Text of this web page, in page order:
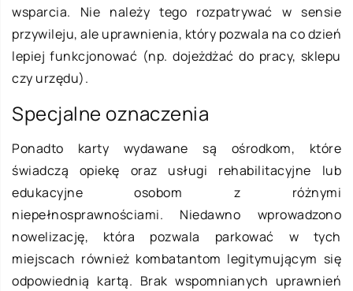
wsparcia. Nie należy tego rozpatrywać w sensie
przywileju, ale uprawnienia, który pozwala na co dzień
lepiej funkcjonować (np. dojeżdżać do pracy, sklepu
czy urzędu).
Specjalne oznaczenia
Ponadto karty wydawane są ośrodkom, które
świadczą opiekę oraz usługi rehabilitacyjne lub
edukacyjne osobom z różnymi
niepełnosprawnościami. Niedawno wprowadzono
nowelizację, która pozwala parkować w tych
miejscach również kombatantom legitymującym się
odpowiednią kartą. Brak wspomnianych uprawnień